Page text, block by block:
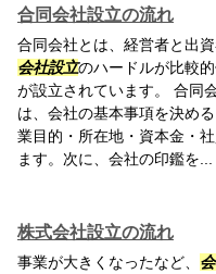
合同会社設立の流れ
合同会社とは、経営者と出
会社設立のハードルが比較
が設立されています。 合同
は、会社の基本事項を決め
業目的・所在地・資本金・
ます。次に、会社の印鑑を...
株式会社設立の流れ
事業が大きくなったなど、